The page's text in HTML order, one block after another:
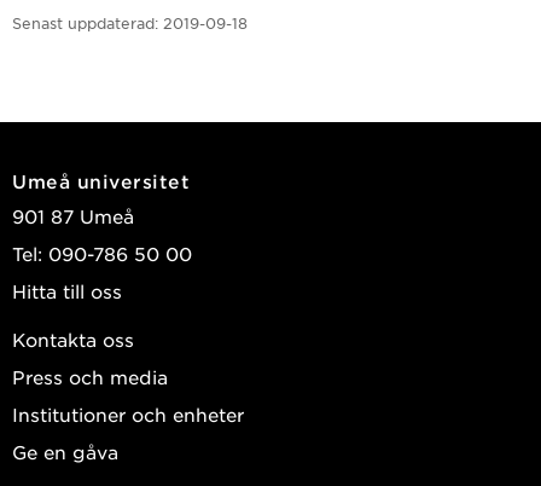
Senast uppdaterad: 2019-09-18
Umeå universitet
901 87 Umeå
Tel: 090-786 50 00
Hitta till oss
Kontakta oss
Press och media
Institutioner och enheter
Ge en gåva